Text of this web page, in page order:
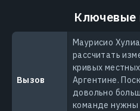
Ключевые
Вызов
Маурисио
рассчитать
кривых
Аргентине.
довольно
команде нужны